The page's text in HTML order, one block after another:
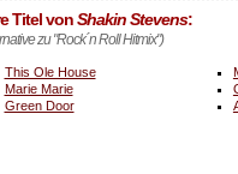
Titel vonShakin Stevens:
zu "Rock´n Roll Hitmix")
This Ole House
Marie Marie
Green Door